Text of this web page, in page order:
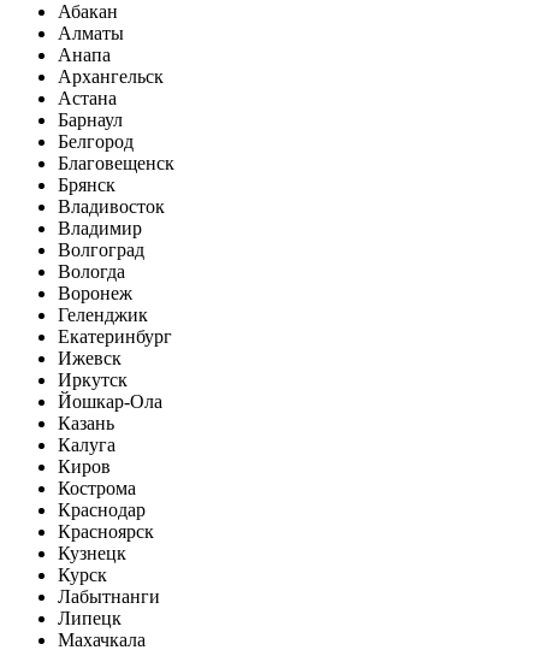
Абакан
Алматы
Анапа
Архангельск
Астана
Барнаул
Белгород
Благовещенск
Брянск
Владивосток
Владимир
Волгоград
Вологда
Воронеж
Геленджик
Екатеринбург
Ижевск
Иркутск
Йошкар-Ола
Казань
Калуга
Киров
Кострома
Краснодар
Красноярск
Кузнецк
Курск
Лабытнанги
Липецк
Махачкала